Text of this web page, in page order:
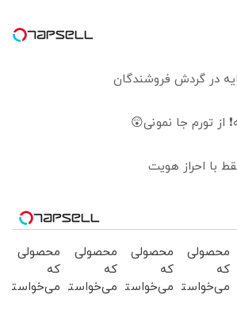
محصولی
که
می‌خواستی
محصولی
که
می‌خواستی
محصولی
که
می‌خواستی
محصولی
که
می‌خواستی